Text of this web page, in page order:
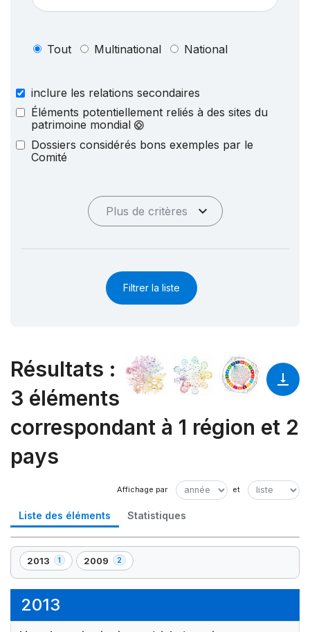
Tout Multinational National
inclure les relations secondaires
Éléments potentiellement reliés à des sites du
patrimoine mondial
Dossiers considérés bons exemples par le
Comité
Plus de critères
Filtrer la liste
Résultats :
3 éléments
correspondant à 1 région et 2
pays
Liste des éléments Statistiques
2013 1
,
1
2009 2
,
2
2013